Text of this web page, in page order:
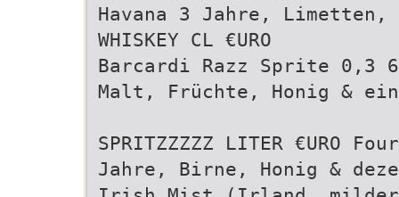
Havana 3 Jahre, Limetten,
WHISKEY CL €URO
Barcardi Razz Sprite 0,3
Malt, Früchte, Honig &
SPRITZZZZZ LITER €URO
Jahre, Birne, Honig &